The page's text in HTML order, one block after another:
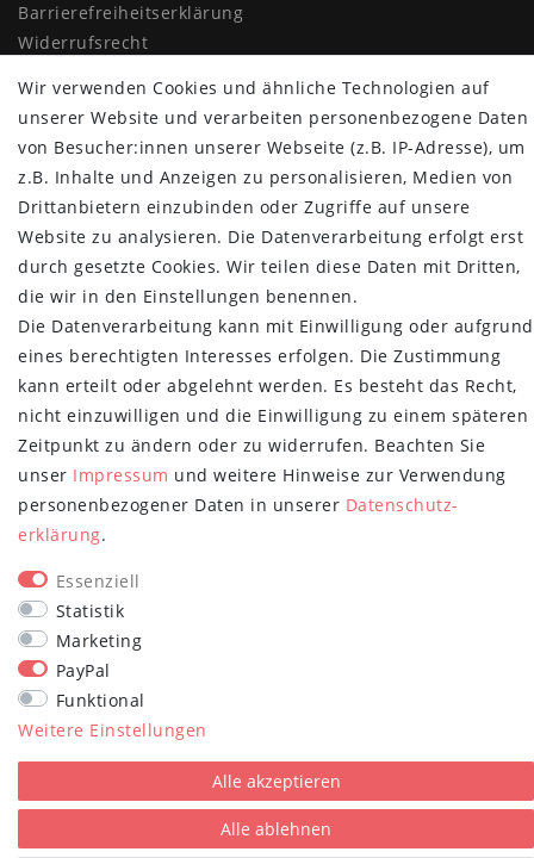
Barrierefreiheitserklärung
Widerrufs­recht
Vertrag widerrufen
MYPOPUPCLUB
Über uns
Retoure
Versand- und Zahlungsbedingungen
NEWSLETTER
E-MAIL **
Newsletter
Honig
Hiermit bestätige ich, dass ich dieDaten­schutz­erklärung gelesen habe.
Meine Einwilligung kann ich jederzeit widerrufen.**
Abonnieren
** Hierbei handelt es sich um ein Pflichtfeld.
Wir verwenden Cookies und ähnliche Technologien auf
unserer Website und verarbeiten personenbezogene Daten
von Besucher:innen unserer Webseite (z.B. IP-Adresse), um
z.B. Inhalte und Anzeigen zu personalisieren, Medien von
Drittanbietern einzubinden oder Zugriffe auf unsere
Website zu analysieren. Die Datenverarbeitung erfolgt erst
durch gesetzte Cookies. Wir teilen diese Daten mit Dritten,
die wir in den Einstellungen benennen.
Die Datenverarbeitung kann mit Einwilligung oder aufgrund
eines berechtigten Interesses erfolgen. Die Zustimmung
kann erteilt oder abgelehnt werden. Es besteht das Recht,
nicht einzuwilligen und die Einwilligung zu einem späteren
Zeitpunkt zu ändern oder zu widerrufen. Beachten Sie
unser Impressum und weitere Hinweise zur Verwendung
personenbezogener Daten in unserer Daten­schutz­
erklärung.
Essenziell
Statistik
Marketing
PayPal
Funktional
Weitere Einstellungen
Alle akzeptieren
Alle ablehnen
plentymarkets Template von